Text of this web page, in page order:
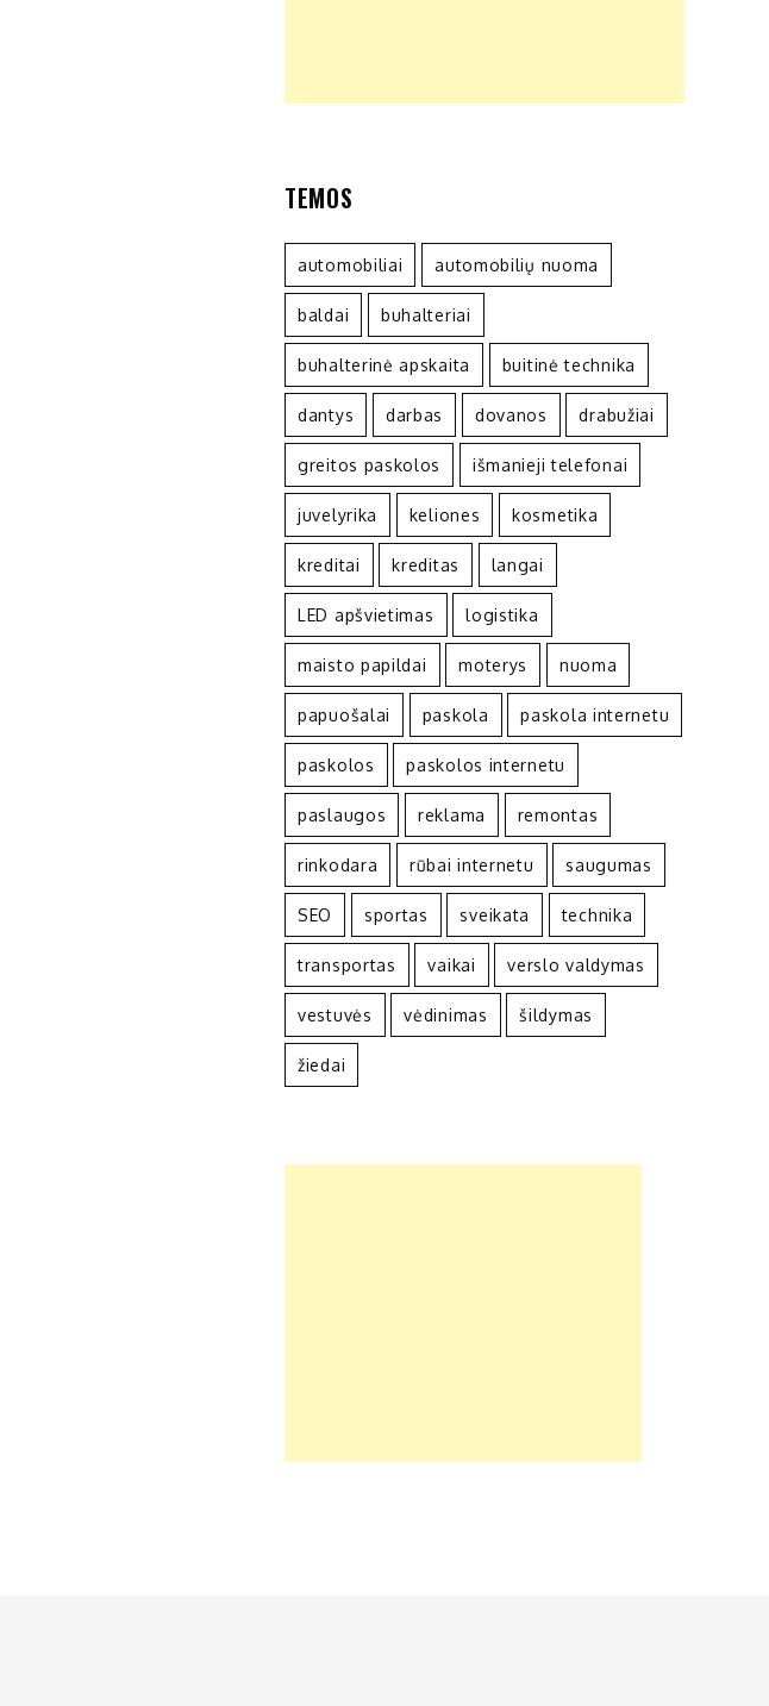
TEMOS
automobiliai automobilių nuoma
baldai buhalteriai
buhalterinė apskaita buitinė technika
dantys darbas dovanos drabužiai
greitos paskolos išmanieji telefonai
juvelyrika keliones kosmetika
kreditai kreditas langai
LED apšvietimas logistika
maisto papildai moterys nuoma
papuošalai paskola paskola internetu
paskolos paskolos internetu
paslaugos reklama remontas
rinkodara rūbai internetu saugumas
SEO sportas sveikata technika
transportas vaikai verslo valdymas
vestuvės vėdinimas šildymas
žiedai